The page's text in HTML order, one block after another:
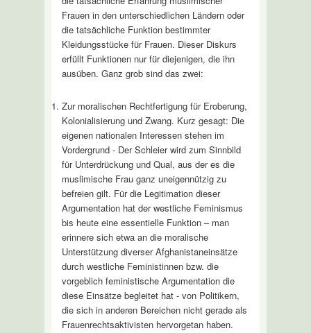
Frauen in den unterschiedlichen Ländern oder
die tatsächliche Funktion bestimmter
Kleidungsstücke für Frauen. Dieser Diskurs
erfüllt Funktionen nur für diejenigen, die ihn
ausüben. Ganz grob sind das zwei:
Zur moralischen Rechtfertigung für Eroberung,
Kolonialisierung und Zwang. Kurz gesagt: Die
eigenen nationalen Interessen stehen im
Vordergrund - Der Schleier wird zum Sinnbild
für Unterdrückung und Qual, aus der es die
muslimische Frau ganz uneigennützig zu
befreien gilt. Für die Legitimation dieser
Argumentation hat der westliche Feminismus
bis heute eine essentielle Funktion – man
erinnere sich etwa an die moralische
Unterstützung diverser Afghanistaneinsätze
durch westliche Feministinnen bzw. die
vorgeblich feministische Argumentation die
diese Einsätze begleitet hat - von Politikern,
die sich in anderen Bereichen nicht gerade als
Frauenrechtsaktivisten hervorgetan haben.